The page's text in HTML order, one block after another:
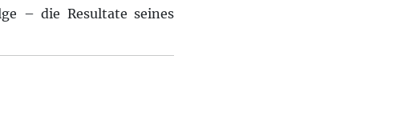
– die Resultate seines